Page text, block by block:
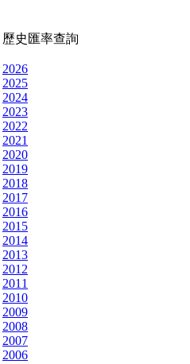
歷史匯率查詢
2026
2025
2024
2023
2022
2021
2020
2019
2018
2017
2016
2015
2014
2013
2012
2011
2010
2009
2008
2007
2006